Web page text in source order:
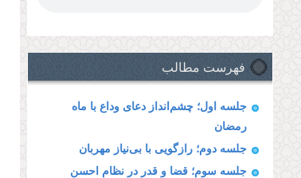
فهرست مطالب
جلسه اول؛ چشم‌انداز دعای وداع با ماه
رمضان
جلسه دوم؛ رازگویی با بی‌نیاز مهربان
جلسه سوم؛ قضا و قدر در نظام احسن